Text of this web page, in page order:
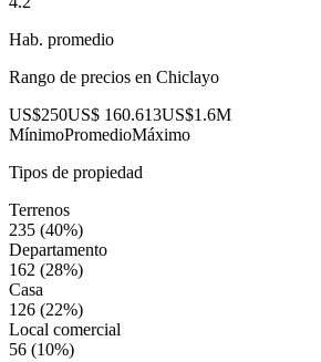
Hab. promedio
Rango de precios en Chiclayo
US$250US$ 160.613US$1.6M
MínimoPromedioMáximo
Tipos de propiedad
Terrenos
235 (40%)
Departamento
162 (28%)
Casa
126 (22%)
Local comercial
56 (10%)